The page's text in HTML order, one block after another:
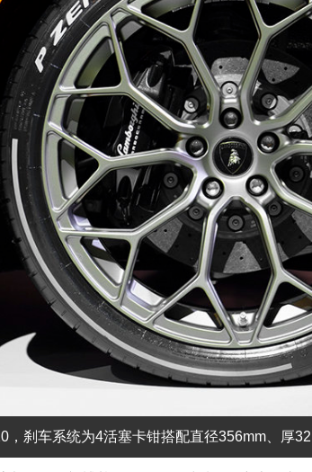
，刹车系统为4活塞卡钳搭配直径356mm、厚